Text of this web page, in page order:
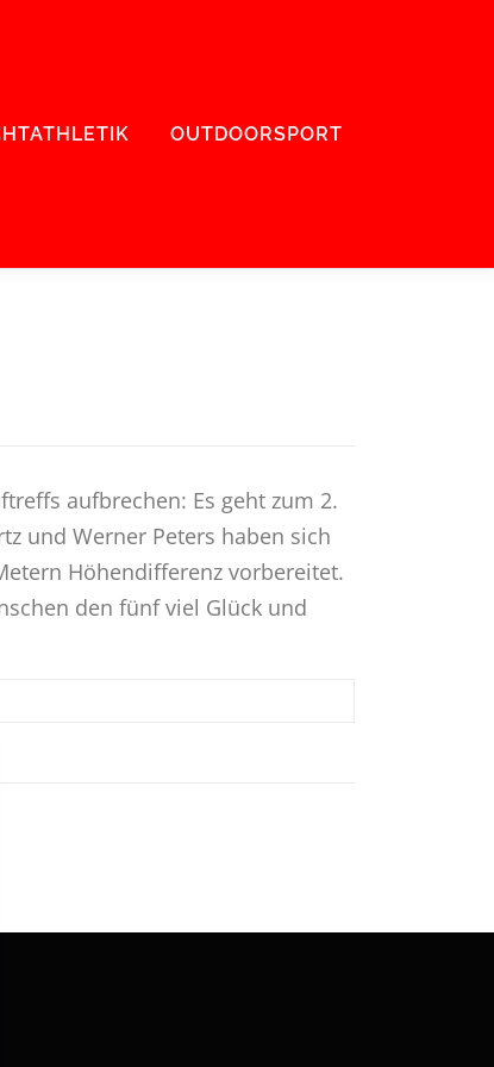
OUTDOORSPORT
aufbrechen: Es geht zum 2.
und Werner Peters haben sich
Höhendifferenz vorbereitet.
den fünf viel Glück und